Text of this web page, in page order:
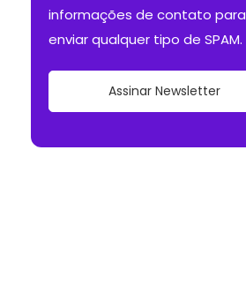
informações de contato para
enviar qualquer tipo de SPAM.
Assinar Newsletter